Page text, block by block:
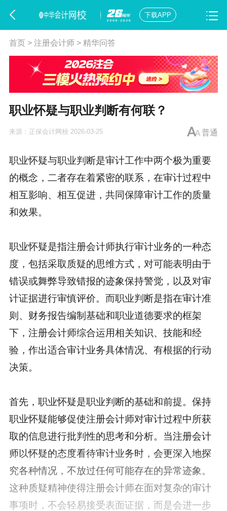
下载APP
首页> 注册会计师> 精华问答
职业怀疑与职业判断有何联？
普通
来源： 正保会计网校 2026-03-25
职业怀疑与职业判断是审计工作中两个极为重要
的概念，二者存在着紧密的联系，在审计过程中
相互影响、相互促进，共同保障审计工作的质量
和效果。
职业怀疑是指注册会计师执行审计业务的一种态
度，包括采取质疑的思维方式，对可能表明由于
错误或舞弊导致错报的迹象保持警觉，以及对审
计证据进行审慎评价。而职业判断是指在审计准
则、财务报告编制基础和职业道德要求的框架
下，注册会计师综合运用相关知识、技能和经
验，作出适合审计业务具体情况、有根据的行动
决策。
首先，职业怀疑是职业判断的基础和前提。保持
职业怀疑能够促使注册会计师对审计过程中所获
取的信息进行批判性的思考和分析。当注册会计
师以怀疑的态度看待审计业务时，会更深入地探
究各种情况，不放过任何可能存在的异常迹象。
这种质疑精神使得注册会计师在面对复杂的审计
事项时，不会轻易接受表面证据，而是会进一步